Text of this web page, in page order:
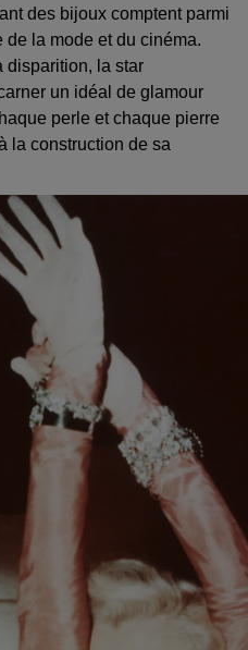
des bijoux comptent parmi
la mode et du cinéma.
disparition, la star
un idéal de glamour
perle et chaque pierre
la construction de sa